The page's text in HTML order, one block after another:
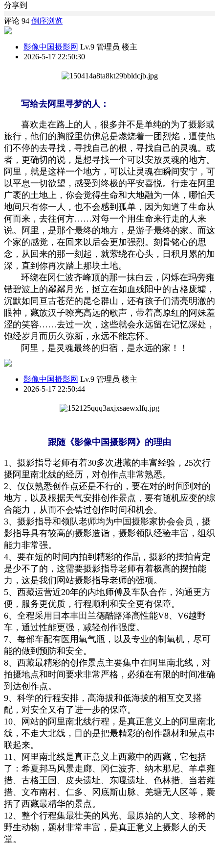
分享到
评论 94 倒序浏览
影像中国摄影网 Lv.9 管理员 楼主
2026-5-17 22:50:30
写给去阿里寻梦的人：
喜欢走在路上的人，很多并不是单纯的为了摄影或
旅行，他们的胸膛里仿佛总是燃烧着一团烈焰，逼使他
们不停的去寻找，寻找自己的根，寻找自己的灵魂。或
者，更确切的说，是想寻找一个可以安放灵魂的地方。
阿里，就是这样一个地方，可以让灵魂在瞬间安宁，可
以平息一切欲望，感受到终极的平安喜悦。行走在阿里
广袤的土地上，你会觉得生命和大地融为一体，哪怕天
地间只有你一人，也不会感到孤单，因为知道了生命从
何而来，去往何方……对每一个用生命来行走的人来
说。阿里，是那个最终的地方，是游子最终的家。而这
个家的感觉，在回来以后会更加强烈。刻骨铭心的思
念，从回来的那一刻起，就萦绕在心头，日积月累的加
深，直到你再次踏上那块土地。
环绕在冈仁波齐峰顶的那一抹白云，闪烁在玛旁雍
错碧波上的粼粼月光，挺立在如血残阳中的古格废墟，
沉默如同亘古苍茫的昆仑群山，还有孩子们清亮明澈的
眼神，藏族汉子嘹亮高远的歌声，带着高原红的阿妹羞
涩的笑容……去过一次，这些就会永远留在记忆深处，
饱经岁月而历久弥新，永远不能忘怀。
阿里，是灵魂最终的归宿，是永远的家！！
影像中国摄影网 Lv.9 管理员 楼主
2026-5-17 22:50:44
跟随《影像中国摄影网》的理由
1、 摄影指导老师有着30多次进藏的丰富经验，25次行
摄阿里南北线的经历，对创作点非常熟悉。
2、 仅仅熟悉创作点还是不行的，要在对的时间到对的
地方， 以及根据天气安排创作景点 ，要有随机应变的综
合能力， 从而不会错过创作时间和机会。
3、摄影指导和领队老师均为中国摄影家协会会员，摄
影指导具有较高的摄影造诣，摄影领队经验丰富，组织
能力非常强。
4、要在短的时间内拍到 精彩的作品 ，摄影的摆拍肯定
是少不了的，这需要摄影指导老师有着极高的摆拍能
力 ，这是我们网站摄影指导老师的强项。
5、西藏运营近20年的内地师傅及车队合作，沟通更方
便，服务更优质，行程顺利 和安全更有保障。
6、全程采用日 本丰田兰德酷路泽高性能V8、V6越野
车，通过性能更强，减轻创作强度。
7、 每部车配有医用氧气瓶，以及专业的制氧机，尽可
能的做到预防和安全。
8、西藏最精彩的创作景点主要集中在阿里南北线，对
拍摄地点和时间要求非常严格 ， 必须在有限的时间准确
到达创作点。
9、科学的行程安排，高海拔和低海拔的相互交叉搭
配，对安全又有了进一步的保障。
10、网站的阿里南北线行程，是真正意义上的阿里南北
线，不走大北线 ，目的是把最精彩的创作题材和景点串
联起来。
11、阿里南北线是真正意义上西藏中的西藏，它包括
了：希夏邦马风景走廊、冈仁波齐、纳木那尼、羊卓雍
措、古格王国、皮央遗址、东嘎遗址、色林措、当若雍
措、文布南村、仁多、冈底斯山脉、羌塘无人区等，囊
括了西藏最精华的景点。
12、整个行程集最壮美的风光、 最原始的 人文、 珍稀的
野生动物，题材非常丰富 ， 是真正意义上摄影人的天
堂。